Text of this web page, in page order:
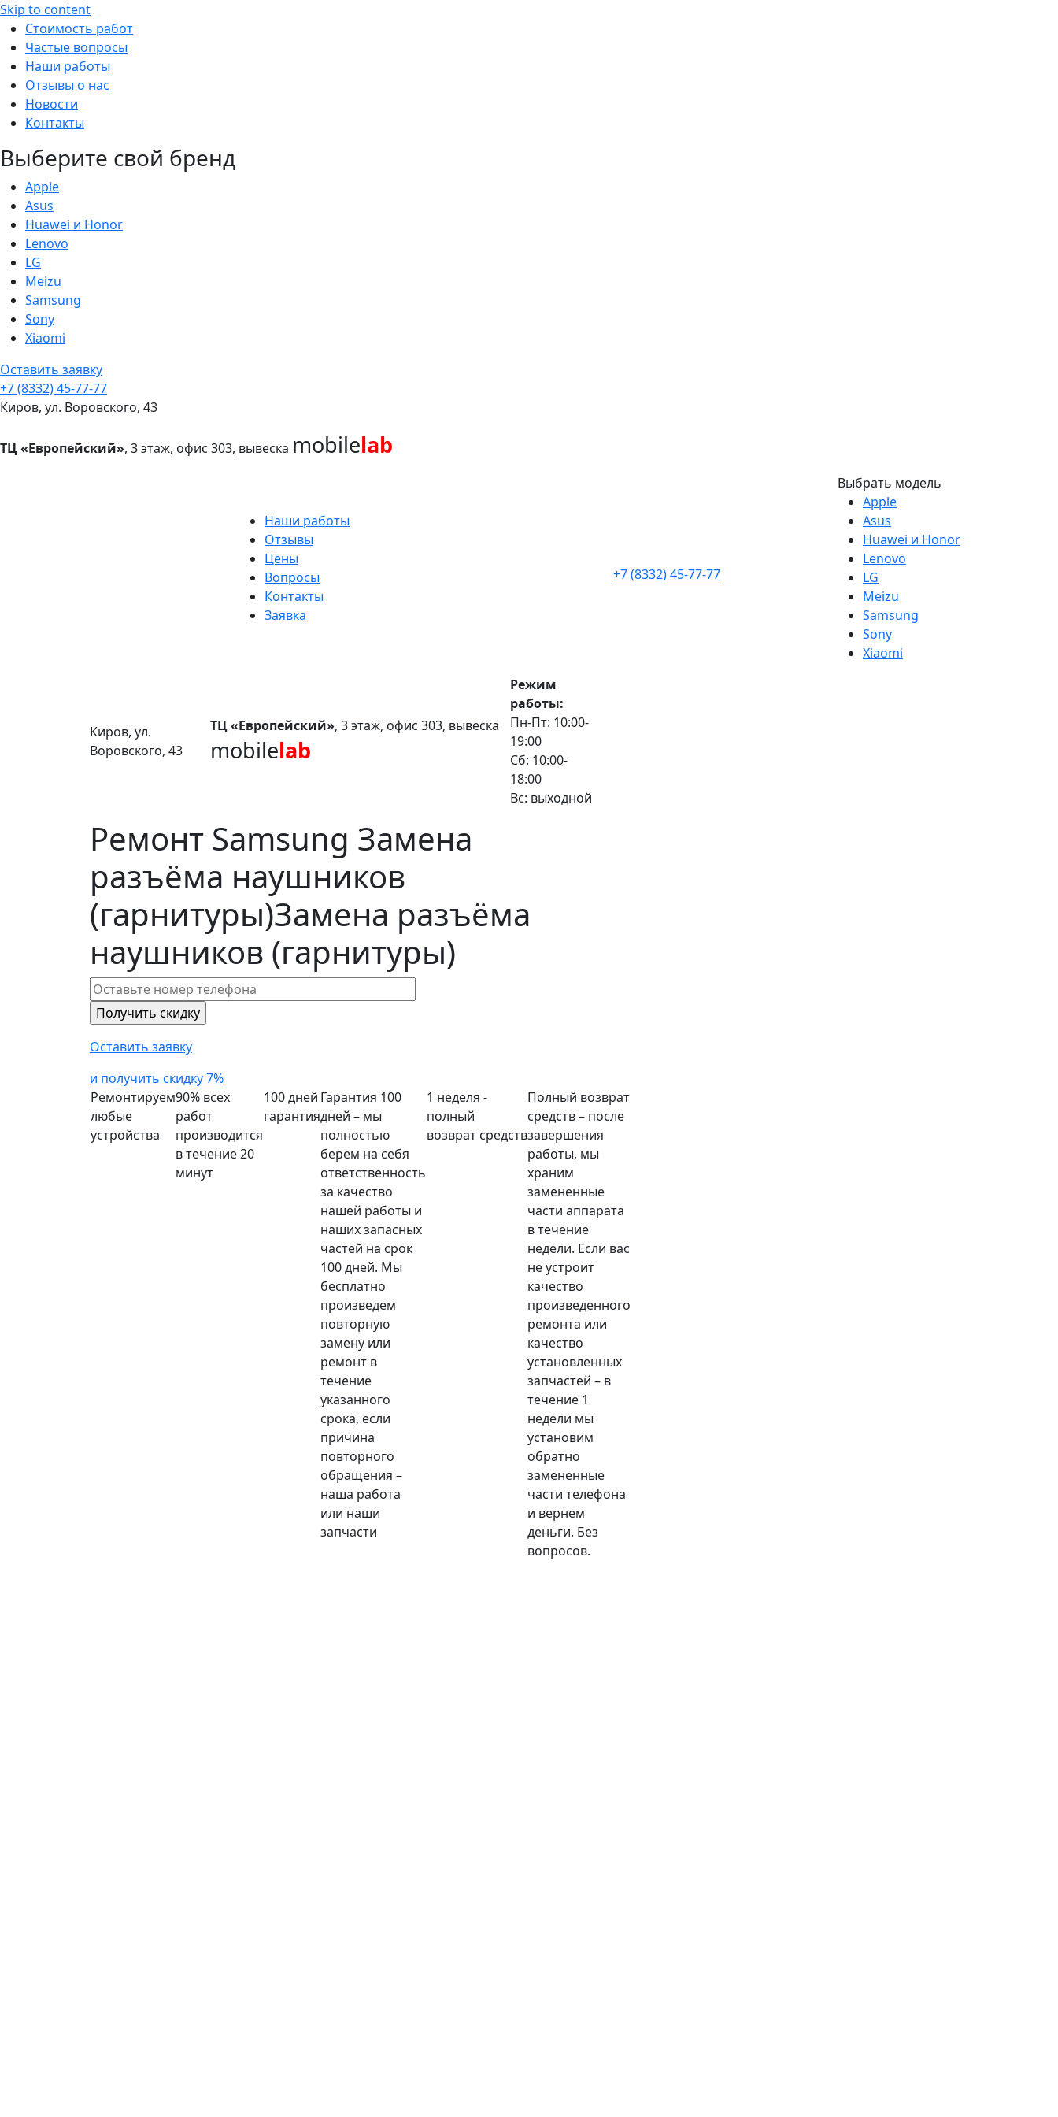
Skip to content
Стоимость работ
Частые вопросы
Наши работы
Отзывы о нас
Новости
Контакты
Выберите свой бренд
Apple
Asus
Huawei и Honor
Lenovo
LG
Meizu
Samsung
Sony
Xiaomi
Оставить заявку
+7 (8332) 45-77-77
Киров, ул. Воровского, 43
ТЦ «Европейский», 3 этаж, офис 303, вывеска mobilelab
Наши работы
Отзывы
Цены
Вопросы
Контакты
Заявка
+7 (8332) 45-77-77
Выбрать модель
Apple
Asus
Huawei и Honor
Lenovo
LG
Meizu
Samsung
Sony
Xiaomi
Киров, ул.
Воровского, 43
ТЦ «Европейский», 3 этаж, офис 303, вывеска
mobilelab
Режим
работы:
Пн-Пт: 10:00-
19:00
Сб: 10:00-
18:00
Вс: выходной
Ремонт Samsung Замена
разъёма наушников
(гарнитуры)Замена разъёма
наушников (гарнитуры)
Оставить заявку
и получить скидку 7%
Ремонтируем
любые
устройства
90% всех
работ
производится
в течение 20
минут
100 дней
гарантия
Гарантия 100
дней – мы
полностью
берем на себя
ответственность
за качество
нашей работы и
наших запасных
частей на срок
100 дней. Мы
бесплатно
произведем
повторную
замену или
ремонт в
течение
указанного
срока, если
причина
повторного
обращения –
наша работа
или наши
запчасти
1 неделя -
полный
возврат средств
Полный возврат
средств – после
завершения
работы, мы
храним
замененные
части аппарата
в течение
недели. Если вас
не устроит
качество
произведенного
ремонта или
качество
установленных
запчастей – в
течение 1
недели мы
установим
обратно
замененные
части телефона
и вернем
деньги. Без
вопросов.